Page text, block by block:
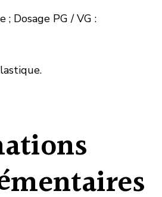
; Dosage PG / VG :